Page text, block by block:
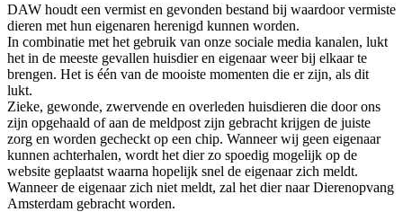
DAW houdt een vermist en gevonden bestand bij waardoor vermiste
dieren met hun eigenaren herenigd kunnen worden.
In combinatie met het gebruik van onze sociale media kanalen, lukt
het in de meeste gevallen huisdier en eigenaar weer bij elkaar te
brengen. Het is één van de mooiste momenten die er zijn, als dit
lukt.
Zieke, gewonde, zwervende en overleden huisdieren die door ons
zijn opgehaald of aan de meldpost zijn gebracht krijgen de juiste
zorg en worden gecheckt op een chip. Wanneer wij geen eigenaar
kunnen achterhalen, wordt het dier zo spoedig mogelijk op de
website geplaatst waarna hopelijk snel de eigenaar zich meldt.
Wanneer de eigenaar zich niet meldt, zal het dier naar Dierenopvang
Amsterdam gebracht worden.